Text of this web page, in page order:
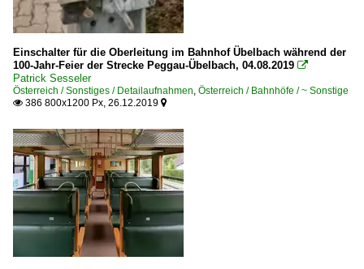
Einschalter für die Oberleitung im Bahnhof Übelbach während der
100-Jahr-Feier der Strecke Peggau-Übelbach, 04.08.2019 
Patrick Sesseler
Österreich / Sonstiges / Detailaufnahmen, Österreich / Bahnhöfe / ~ Sonstige
 386 800x1200 Px, 26.12.2019 